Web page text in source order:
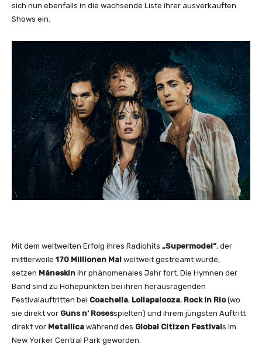
sich nun ebenfalls in die wachsende Liste ihrer ausverkauften
Shows ein.
Mit dem weltweiten Erfolg ihres Radiohits „Supermodel“, der
mittlerweile 170 Millionen Mal weltweit gestreamt wurde,
setzen Måneskin ihr phänomenales Jahr fort. Die Hymnen der
Band sind zu Höhepunkten bei ihren herausragenden
Festivalauftritten bei Coachella, Lollapalooza, Rock in Rio(wo
sie direkt vor Guns n’ Rosesspielten) und ihrem jüngsten Auftritt
direkt vor Metallica während des Global Citizen Festivals im
New Yorker Central Park geworden.